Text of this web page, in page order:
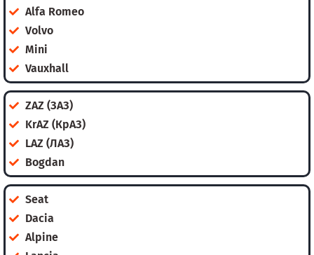
Alfa Romeo
Volvo
Mini
Vauxhall
ZAZ (ЗАЗ)
KrAZ (КрАЗ)
LAZ (ЛАЗ)
Bogdan
Seat
Dacia
Alpine